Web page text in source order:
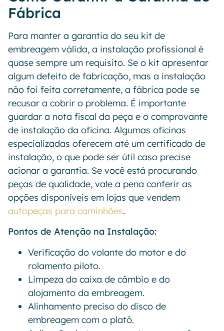
Fábrica
Para manter a garantia do seu kit de
embreagem válida, a instalação profissional é
quase sempre um requisito. Se o kit apresentar
algum defeito de fabricação, mas a instalação
não foi feita corretamente, a fábrica pode se
recusar a cobrir o problema. É importante
guardar a nota fiscal da peça e o comprovante
de instalação da oficina. Algumas oficinas
especializadas oferecem até um certificado de
instalação, o que pode ser útil caso precise
acionar a garantia. Se você está procurando
peças de qualidade, vale a pena conferir as
opções disponíveis em lojas que vendem
autopeças para caminhões.
Pontos de Atenção na Instalação:
Verificação do volante do motor e do
rolamento piloto.
Limpeza da caixa de câmbio e do
alojamento da embreagem.
Alinhamento preciso do disco de
embreagem com o platô.